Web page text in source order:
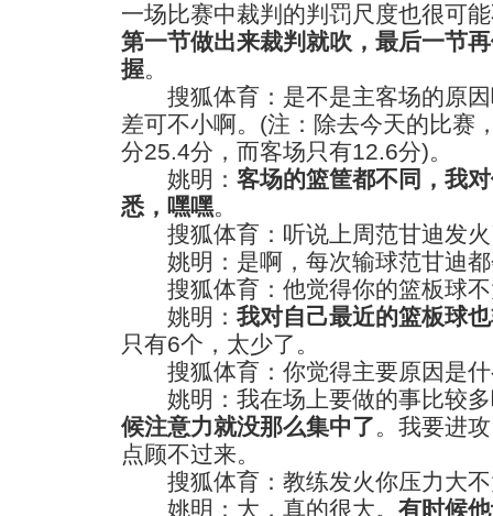
一场比赛中裁判的判罚尺度也很可
第一节做出来裁判就吹，最后一节
握。
搜狐体育：是不是主客场的原因
差可不小啊。(注：除去今天的比赛
分25.4分，而客场只有12.6分)。
姚明： 客场的篮筐都不同，我
悉，嘿嘿。
搜狐体育：听说上周范甘迪发火
姚明：是啊，每次输球范甘迪都
搜狐体育：他觉得你的篮板球不
姚明： 我对自己最近的篮板球
只有6个，太少了。
搜狐体育：你觉得主要原因是什
姚明：我在场上要做的事比较多
候注意力就没那么集中了。我要进
点顾不过来。
搜狐体育：教练发火你压力大不
姚明：大，真的很大。 有时候